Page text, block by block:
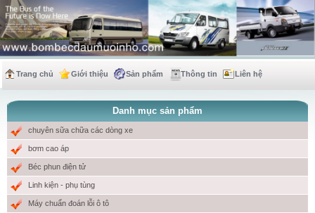
Trang chủ Giới thiệu Sản phẩm Thông tin Liên hệ
Danh mục sản phẩm
chuyên sữa chữa các dòng xe
bơm cao áp
Béc phun điện tử
Linh kiện - phụ tùng
Máy chuẩn đoán lỗi ô tô